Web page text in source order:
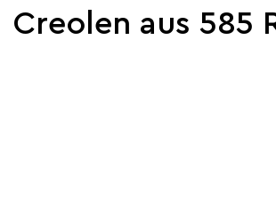
Creolen aus 585